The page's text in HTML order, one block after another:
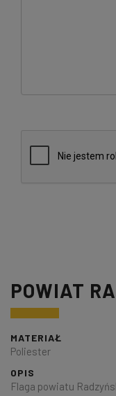
POWIAT
MATERIAŁ
Poliester
OPIS
Flaga powiatu